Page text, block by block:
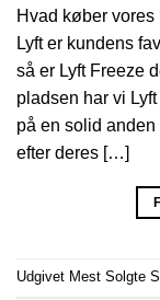
Hvad køber
Lyft er kundens
så er Lyft Freeze
pladsen har vi
på en solid
efter deres […]
Udgivet Mest Solgte